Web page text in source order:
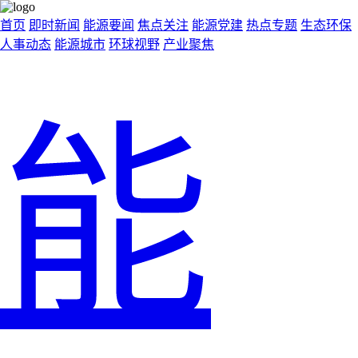
首页 即时新闻 能源要闻 焦点关注 能源党建 热点专题 生态环保
人事动态 能源城市 环球视野 产业聚焦
能